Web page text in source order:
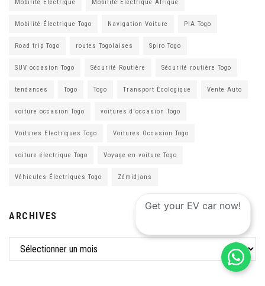
Mobilité Électrique Mobilité Électrique Afrique
Mobilité Électrique Togo Navigation Voiture PIA Togo
Road trip Togo routes Togolaises Spiro Togo
SUV occasion Togo Sécurité Routière Sécurité routière Togo
tendances Togo Togo Transport Écologique Vente Auto
voiture occasion Togo voitures d'occasion Togo
Voitures Electriques Togo Voitures Occasion Togo
voiture électrique Togo Voyage en voiture Togo
Véhicules Électriques Togo Zémidjans
ARCHIVES
Get your EV car now!